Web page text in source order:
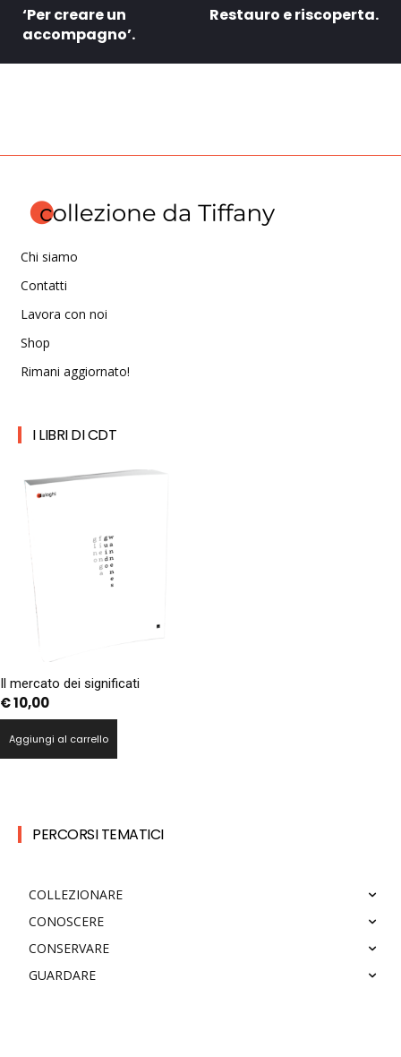
‘Per creare un
accompagno’.
Restauro e riscoperta.
Chi siamo
Contatti
Lavora con noi
Shop
Rimani aggiornato!
I LIBRI DI CDT
Il mercato dei significati
€10,00
Aggiungi al carrello
PERCORSI TEMATICI
COLLEZIONARE
CONOSCERE
CONSERVARE
GUARDARE